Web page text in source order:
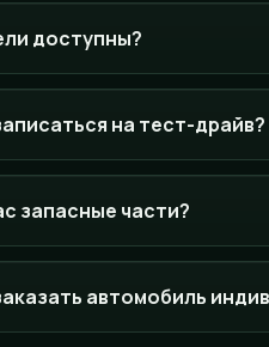
доступны?
на тест-драйв?
запасные части?
автомобиль